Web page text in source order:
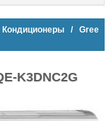
Кондиционеры / Gree
K3DNC2G